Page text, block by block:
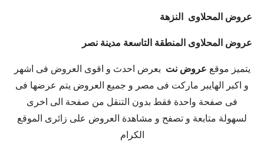
عروض المحلاوى النزهة
عروض المحلاوى المنطقة التاسعة مدينة نصر
يتميز موقع عروض نت بعرض احدث و اقوى العروض فى اشهر
و اكبر الهايبر ماركت فى مصر و جميع العروض يتم عرضها فى
فى صفحة واحدة فقط بدون التنقل من صفحة الى اخرى
لسهولة متابعة و تصفح و مشاهدة العروض على زائرى الموقع
الكرام